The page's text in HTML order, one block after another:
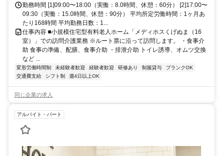
勤務時間 [1]09:00〜18:00（実働：8.0時間、休憩：60分） [2]17:00〜
09:30（実働：15.0時間、休憩：90分） 平均所定労働時間：1ヶ月あ
たり168時間 平均勤務日数：1...
仕事内容 ■小規模住宅型有料老人ホーム「メディホスくげぬま（16
室）」での訪問介護業務 ※ルート票に沿って訪問します。 ・食事介
助 食事の準備、配膳、食事介助 ・排泄介助 トイレ誘導、オムツ交換
など ...
変形労働時間制 未経験者歓迎 経験者歓迎 研修あり 制服貸与
ブランクOK
交通費支給
シフト制 週4日以上OK
同じ企業の求人
アルバイト・パート